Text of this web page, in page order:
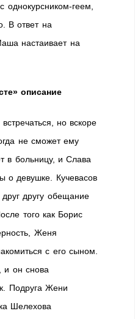
однокурсником-геем,
В ответ на
настаивает на
описание
но вскоре
не сможет ему
в больницу, и Слава
о девушке. Кучевасов
другу обещание
того как Борис
Женя
с его сыном.
и он снова
Подруга Жени
Шелехова